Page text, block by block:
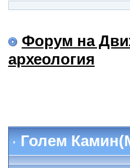
Форум на
археология
Голем